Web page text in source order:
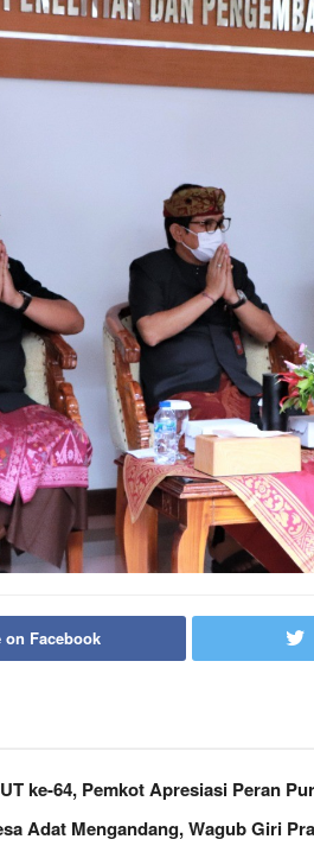
on Facebook
ke-64, Pemkot Apresiasi Peran
Adat Mengandang, Wagub Giri